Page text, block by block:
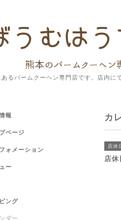
るバームクーヘン専門店です。店内に
カ
店休
店休
報
ページ
ォメーション
ー
ング
ダー